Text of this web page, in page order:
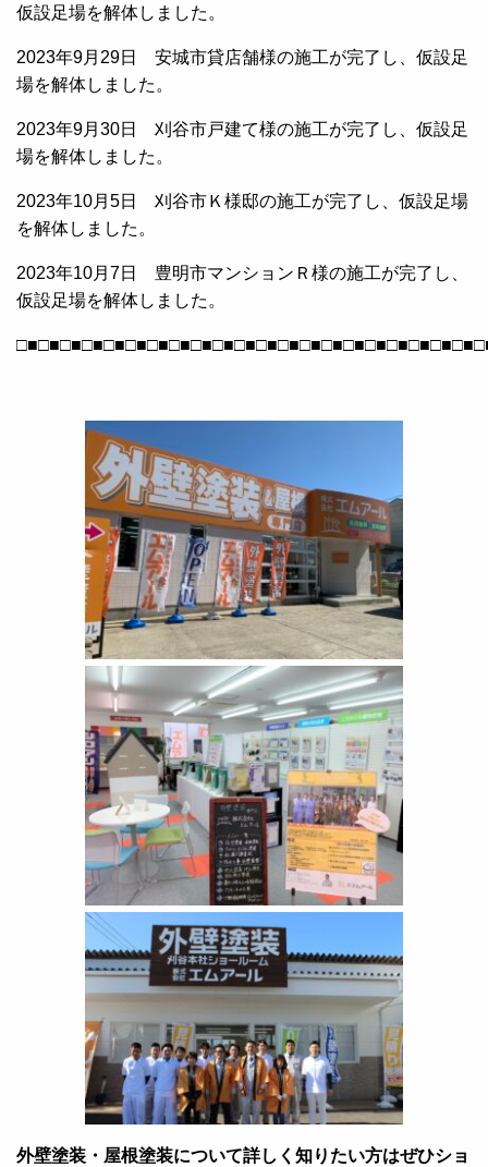
仮設足場を解体しました。
2023年9月29日 安城市貸店舗様の施工が完了し、仮設足
場を解体しました。
2023年9月30日 刈谷市戸建て様の施工が完了し、仮設足
場を解体しました。
2023年10月5日 刈谷市Ｋ様邸の施工が完了し、仮設足場
を解体しました。
2023年10月7日 豊明市マンションＲ様の施工が完了し、
仮設足場を解体しました。
外壁塗装・屋根塗装について詳しく知りたい方はぜひショ